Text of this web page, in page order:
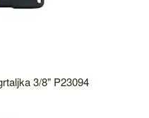
3/8" P23094